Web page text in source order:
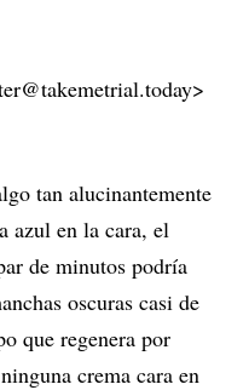
tan alucinantemente
azul en la cara, el
de minutos podría
oscuras casi de
que regenera por
crema cara en